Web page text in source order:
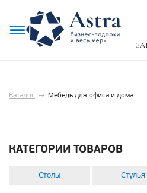
Каталог → Мебель для офиса и дома
КАТЕГОРИИ ТОВАРОВ
Столы Стулья